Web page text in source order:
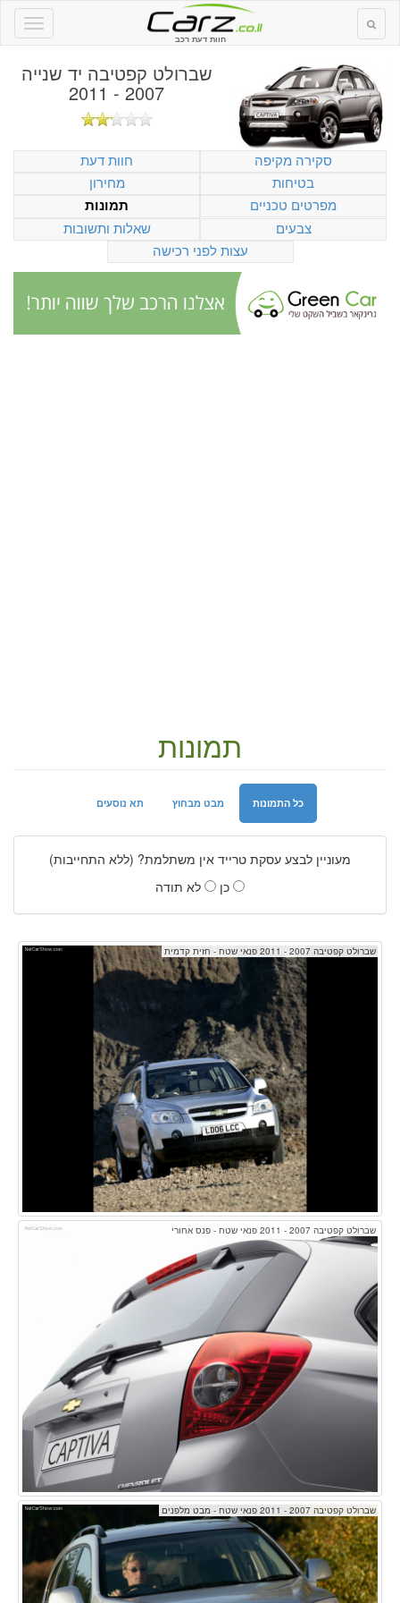
חוות דעת רכב
שברולט קפטיבה יד שנייה
2007 - 2011
סקירה מקיפה
חוות דעת
בטיחות
מחירון
מפרטים טכניים
תמונות
צבעים
שאלות ותשובות
עצות לפני רכישה
תמונות
תא נוסעים מבט מבחוץ כל התמונות
מעוניין לבצע עסקת טרייד אין משתלמת? (ללא התחייבות)
כן
לא תודה
שברולט קפטיבה 2007 - 2011 פנאי שטח - חזית קדמית
שברולט קפטיבה 2007 - 2011 פנאי שטח - פנס אחורי
שברולט קפטיבה 2007 - 2011 פנאי שטח - מבט מלפנים